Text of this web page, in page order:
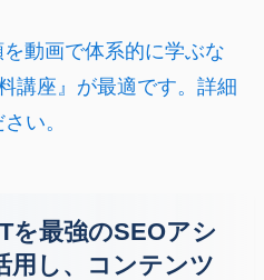
動画で体系的に学ぶな
講座』が最適です。詳細
い。
を最強のSEOアシ
用し、コンテンツ